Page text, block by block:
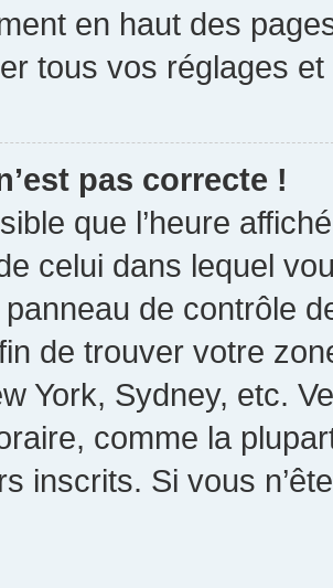
en haut des
tous vos réglages
pas correcte !
que l’heure
celui dans lequel
de contrôle
de trouver votre
York, Sydney, etc.
comme la
inscrits. Si vous